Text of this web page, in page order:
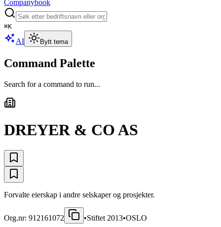
Companybook
⌘K
AI Bytt tema
Command Palette
Search for a command to run...
DREYER & CO AS
Forvalte eierskap i andre selskaper og prosjekter.
Org.nr: 912161072 •Stiftet 2013•OSLO